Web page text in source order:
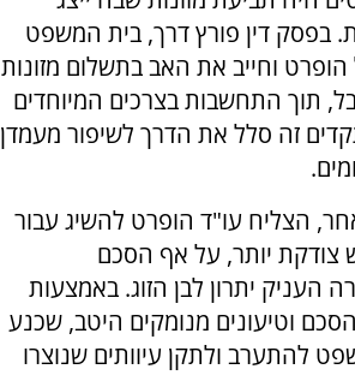
בפסק דין פורץ דרך, בית המשפט
וחייב את האב בתשלום מזונות
תוך התחשבות בצרכים המיוחדים
זה סלל את הדרך לשיפור מעמדן
הצליח עו"ד הופרט להשיג עבור
צודקת יותר, על אף הסכם
העניק יתרון לבן הזוג. באמצעות
וטיעונים מנומקים היטב, שכנע
להתערב ולתקן עיוותים שנוצרו